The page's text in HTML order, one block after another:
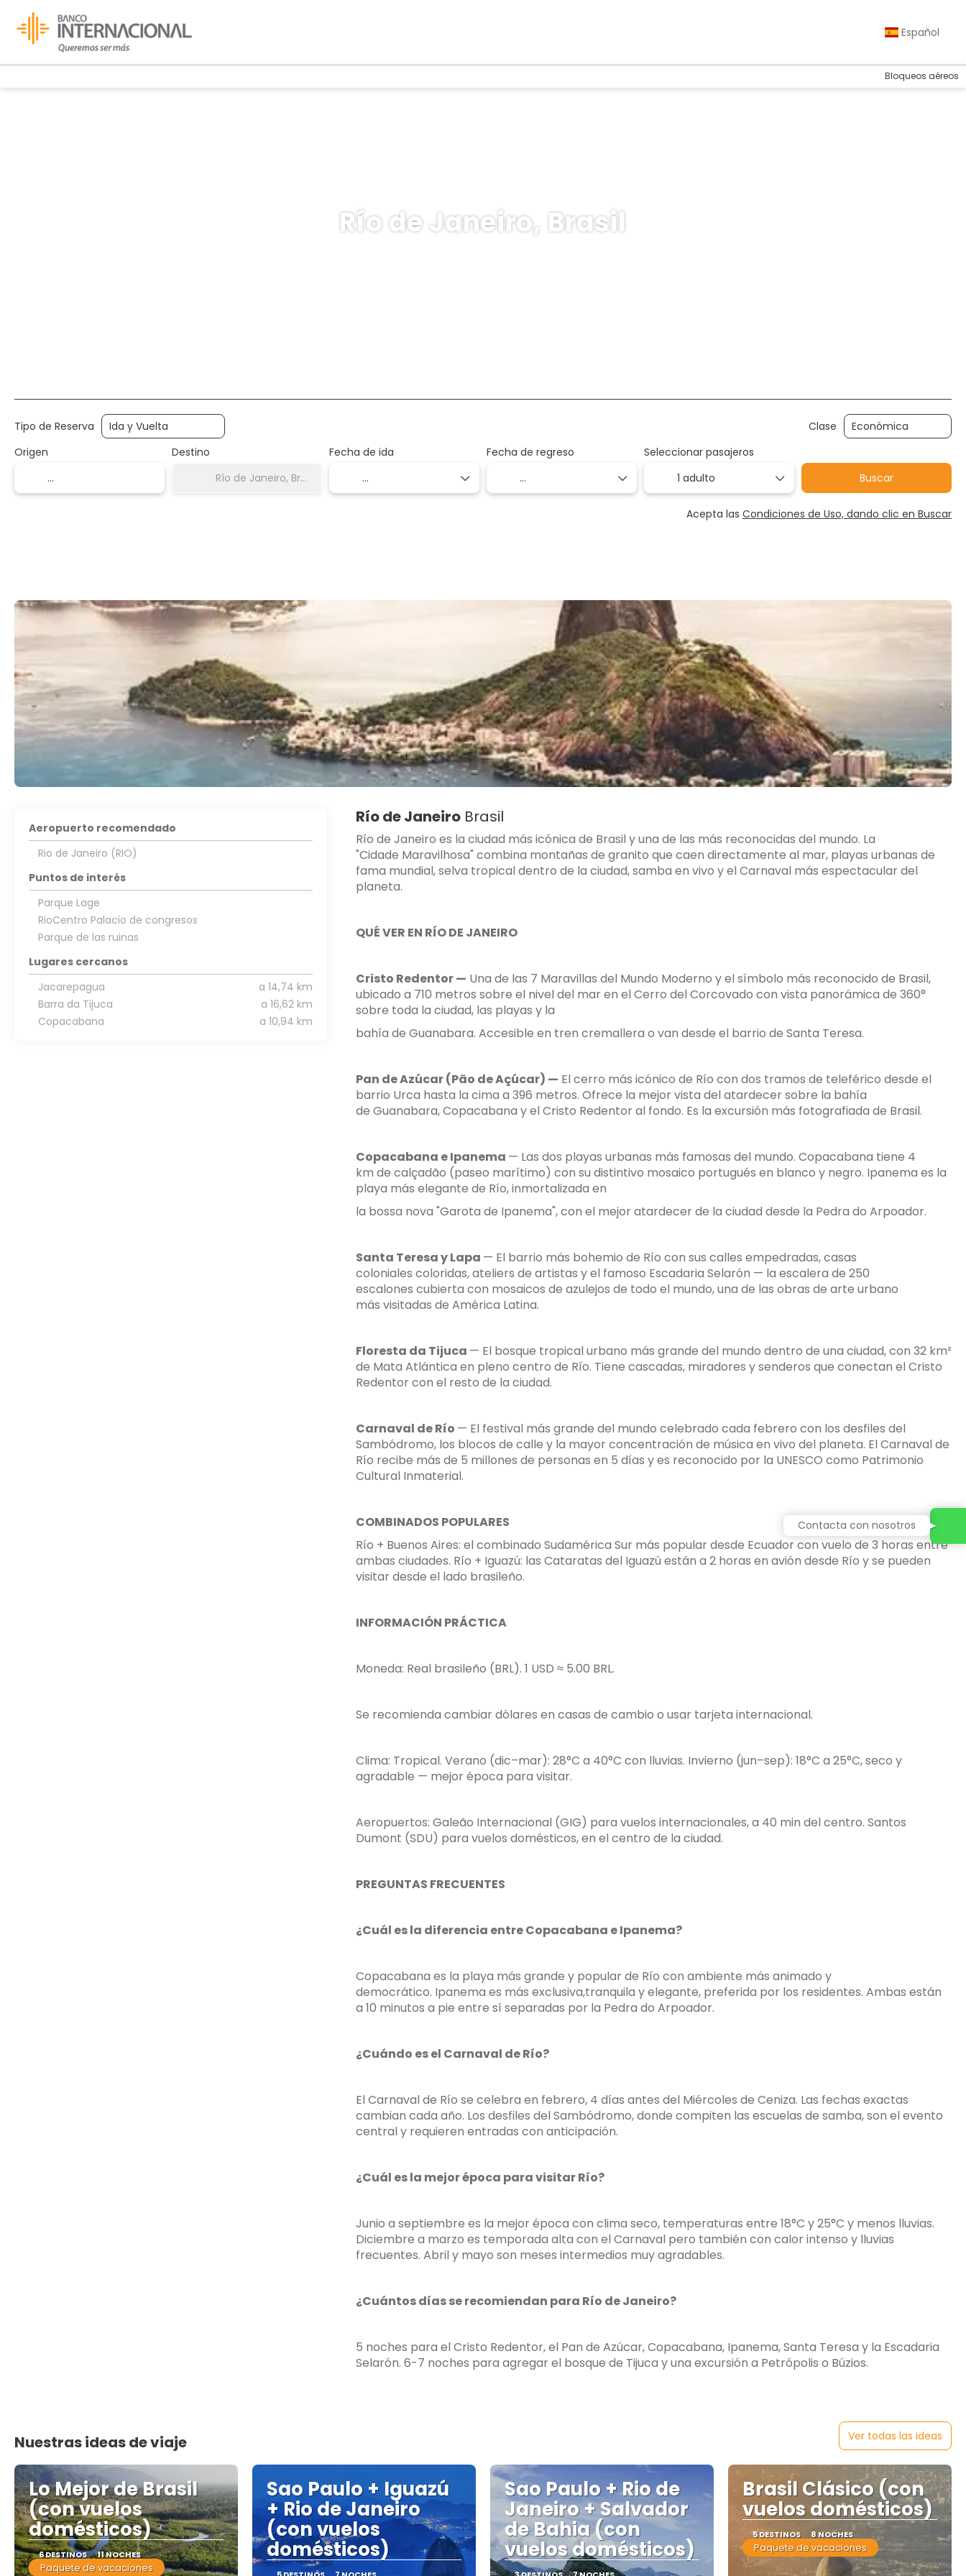
Español
Bloqueos aéreos
Río de Janeiro, Brasil
Tipo de Reserva
Clase
Origen
Destino Fecha de ida Fecha de regreso
Seleccionar pasajeros
1 adulto
Buscar
Acepta las Condiciones de Uso, dando clic en Buscar
Río de JaneiroBrasil
Río de Janeiro es la ciudad más icónica de Brasil y una de las más reconocidas del mundo. La
"Cidade Maravilhosa" combina montañas de granito que caen directamente al mar, playas urbanas de
fama mundial, selva tropical dentro de la ciudad, samba en vivo y el Carnaval más espectacular del
planeta.
QUÉ VER EN RÍO DE JANEIRO
Cristo Redentor — Una de las 7 Maravillas del Mundo Moderno y el símbolo más reconocido de Brasil,
ubicado a 710 metros sobre el nivel del mar en el Cerro del Corcovado con vista panorámica de 360°
sobre toda la ciudad, las playas y la
bahía de Guanabara. Accesible en tren cremallera o van desde el barrio de Santa Teresa.
Pan de Azúcar (Pão de Açúcar) — El cerro más icónico de Río con dos tramos de teleférico desde el
barrio Urca hasta la cima a 396 metros. Ofrece la mejor vista del atardecer sobre la bahía
de Guanabara, Copacabana y el Cristo Redentor al fondo. Es la excursión más fotografiada de Brasil.
Copacabana e Ipanema — Las dos playas urbanas más famosas del mundo. Copacabana tiene 4
km de calçadão (paseo marítimo) con su distintivo mosaico portugués en blanco y negro. Ipanema es la
playa más elegante de Río, inmortalizada en
la bossa nova "Garota de Ipanema", con el mejor atardecer de la ciudad desde la Pedra do Arpoador.
Santa Teresa y Lapa — El barrio más bohemio de Río con sus calles empedradas, casas
coloniales coloridas, ateliers de artistas y el famoso Escadaria Selarón — la escalera de 250
escalones cubierta con mosaicos de azulejos de todo el mundo, una de las obras de arte urbano
más visitadas de América Latina.
Floresta da Tijuca — El bosque tropical urbano más grande del mundo dentro de una ciudad, con 32 km²
de Mata Atlántica en pleno centro de Río. Tiene cascadas, miradores y senderos que conectan el Cristo
Redentor con el resto de la ciudad.
Carnaval de Río — El festival más grande del mundo celebrado cada febrero con los desfiles del
Sambódromo, los blocos de calle y la mayor concentración de música en vivo del planeta. El Carnaval de
Río recibe más de 5 millones de personas en 5 días y es reconocido por la UNESCO como Patrimonio
Cultural Inmaterial.
COMBINADOS POPULARES
Río + Buenos Aires: el combinado Sudamérica Sur más popular desde Ecuador con vuelo de 3 horas entre
ambas ciudades. Río + Iguazú: las Cataratas del Iguazú están a 2 horas en avión desde Río y se pueden
visitar desde el lado brasileño.
INFORMACIÓN PRÁCTICA
Moneda: Real brasileño (BRL). 1 USD ≈ 5.00 BRL.
Se recomienda cambiar dólares en casas de cambio o usar tarjeta internacional.
Clima: Tropical. Verano (dic–mar): 28°C a 40°C con lluvias. Invierno (jun–sep): 18°C a 25°C, seco y
agradable — mejor época para visitar.
Aeropuertos: Galeão Internacional (GIG) para vuelos internacionales, a 40 min del centro. Santos
Dumont (SDU) para vuelos domésticos, en el centro de la ciudad.
PREGUNTAS FRECUENTES
¿Cuál es la diferencia entre Copacabana e Ipanema?
Copacabana es la playa más grande y popular de Río con ambiente más animado y
democrático. Ipanema es más exclusiva,tranquila y elegante, preferida por los residentes. Ambas están
a 10 minutos a pie entre sí separadas por la Pedra do Arpoador.
¿Cuándo es el Carnaval de Río?
El Carnaval de Río se celebra en febrero, 4 días antes del Miércoles de Ceniza. Las fechas exactas
cambian cada año. Los desfiles del Sambódromo, donde compiten las escuelas de samba, son el evento
central y requieren entradas con anticipación.
¿Cuál es la mejor época para visitar Río?
Junio a septiembre es la mejor época con clima seco, temperaturas entre 18°C y 25°C y menos lluvias.
Diciembre a marzo es temporada alta con el Carnaval pero también con calor intenso y lluvias
frecuentes. Abril y mayo son meses intermedios muy agradables.
¿Cuántos días se recomiendan para Río de Janeiro?
5 noches para el Cristo Redentor, el Pan de Azúcar, Copacabana, Ipanema, Santa Teresa y la Escadaria
Selarón. 6-7 noches para agregar el bosque de Tijuca y una excursión a Petrópolis o Búzios.
Aeropuerto recomendado
Rio de Janeiro (RIO)
Puntos de interés
Parque Lage
RioCentro Palacio de congresos
Parque de las ruinas
Lugares cercanos
Jacarepagua
a 14,74 km
Barra da Tijuca
a 16,62 km
Copacabana
a 10,94 km
Nuestras ideas de viaje Ver todas las ideas
Lo Mejor de Brasil
(con vuelos
domésticos)
6 DESTINOS 11 NOCHES
Paquete de vacaciones
Sao Paulo + Iguazú
+ Rio de Janeiro
(con vuelos
domésticos)
Sao Paulo + Rio de
Janeiro + Salvador
de Bahia (con
vuelos domésticos)
Brasil Clásico (con
vuelos domésticos)
5 DESTINOS 8 NOCHES
Paquete de vacaciones
Contacta con nosotros